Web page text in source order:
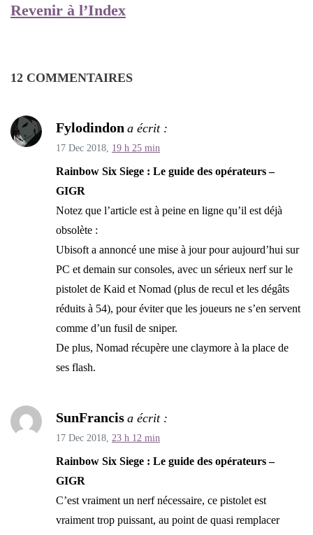
Revenir à l’Index
12 COMMENTAIRES
Fylodindon a écrit :
17 Dec 2018, 19 h 25 min
Rainbow Six Siege : Le guide des opérateurs –
GIGR
Notez que l’article est à peine en ligne qu’il est déjà
obsolète :
Ubisoft a annoncé une mise à jour pour aujourd’hui sur
PC et demain sur consoles, avec un sérieux nerf sur le
pistolet de Kaid et Nomad (plus de recul et les dégâts
réduits à 54), pour éviter que les joueurs ne s’en servent
comme d’un fusil de sniper.
De plus, Nomad récupère une claymore à la place de
ses flash.
SunFrancis a écrit :
17 Dec 2018, 23 h 12 min
Rainbow Six Siege : Le guide des opérateurs –
GIGR
C’est vraiment un nerf nécessaire, ce pistolet est
vraiment trop puissant, au point de quasi remplacer